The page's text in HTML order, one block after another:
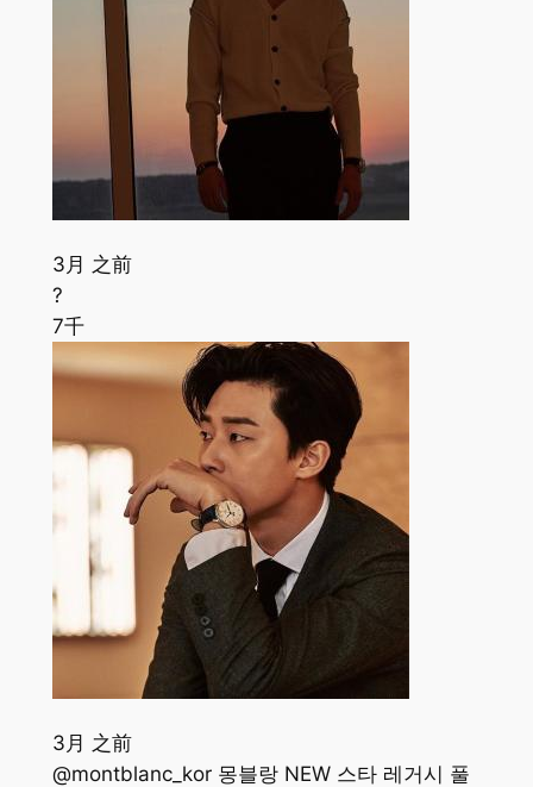
3月 之前
?
7千
3月 之前
@montblanc_kor 몽블랑 NEW 스타 레거시 풀